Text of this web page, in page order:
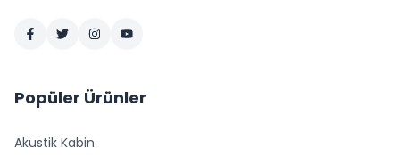
Popüler Ürünler
Akustik Kabin